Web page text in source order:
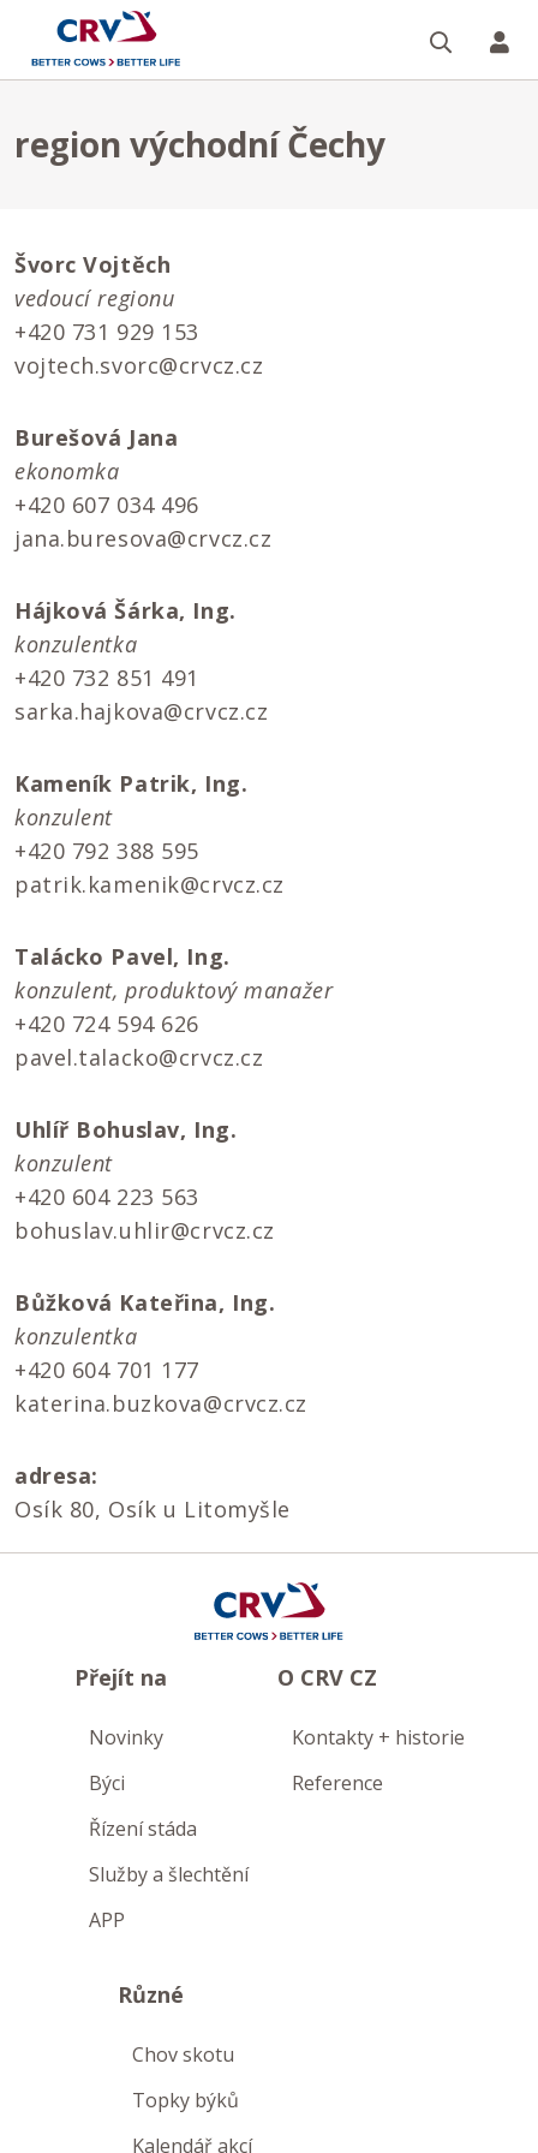
region východní Čechy
Švorc Vojtěch
vedoucí regionu
+420 731 929 153
vojtech.svorc@crvcz.cz
Burešová Jana
ekonomka
+420 607 034 496
jana.buresova@crvcz.cz
Hájková Šárka, Ing.
konzulentka
+420 732 851 491
sarka.hajkova@crvcz.cz
Kameník Patrik, Ing.
konzulent
+420 792 388 595
patrik.kamenik@crvcz.cz
Talácko Pavel, Ing.
konzulent, produktový manažer
+420 724 594 626
pavel.talacko@crvcz.cz
Uhlíř Bohuslav, Ing.
konzulent
+420 604 223 563
bohuslav.uhlir@crvcz.cz
Bůžková Kateřina, Ing.
konzulentka
+420 604 701 177
katerina.buzkova@crvcz.cz
adresa:
Osík 80, Osík u Litomyšle
Přejít na
Novinky
Býci
Řízení stáda
Služby a šlechtění
APP
O CRV CZ
Kontakty + historie
Reference
Různé
Chov skotu
Topky býků
Kalendář akcí